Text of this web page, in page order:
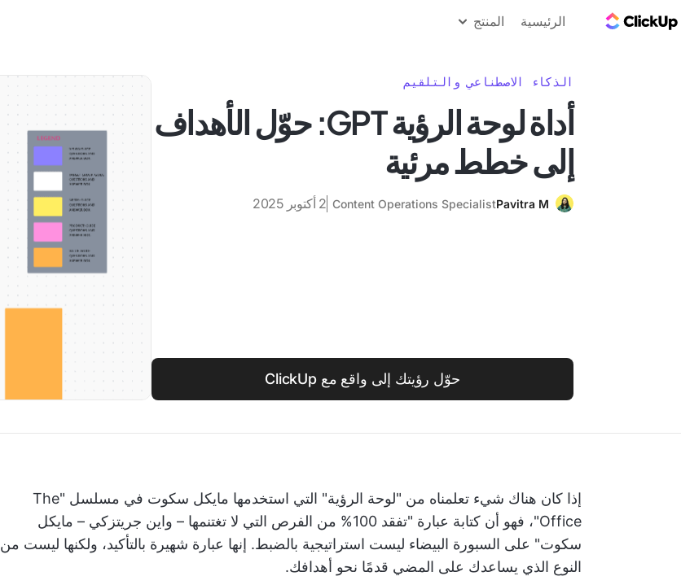
الرئيسية المنتج
الذكاء الاصطناعي والتلقيم
أداة لوحة الرؤية GPT: حوّل الأهداف
إلى خطط مرئية
Pavitra M
Content Operations Specialist 2 أكتوبر 2025
حوّل رؤيتك إلى واقع مع ClickUp
إذا كان هناك شيء تعلمناه من "لوحة الرؤية" التي استخدمها مايكل سكوت في مسلسل "The
Office"، فهو أن كتابة عبارة "تفقد 100% من الفرص التي لا تغتنمها – واين جريتزكي – مايكل
سكوت" على السبورة البيضاء ليست استراتيجية بالضبط. إنها عبارة شهيرة بالتأكيد، ولكنها ليست من
النوع الذي يساعدك على المضي قدمًا نحو أهدافك.